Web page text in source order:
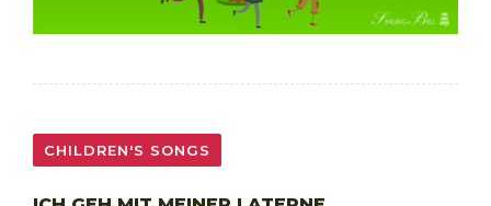
CHILDREN'S SONGS